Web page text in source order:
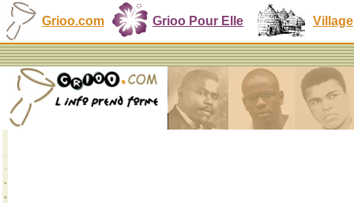
Grioo.com Grioo Pour Elle Village